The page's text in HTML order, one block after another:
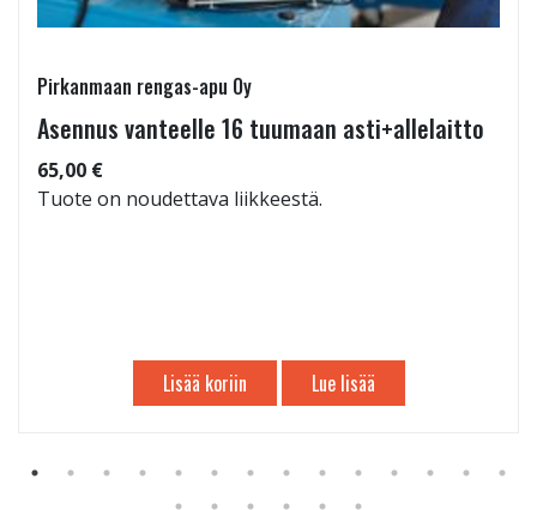
Pirkanmaan rengas-apu Oy
Asennus vanteelle 16 tuumaan asti+allelaitto
65,00 €
Tuote on noudettava liikkeestä.
Lisää koriin Lue lisää